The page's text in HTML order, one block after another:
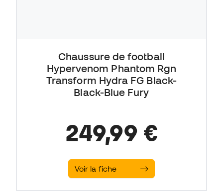
Chaussure de football
Hypervenom Phantom Rgn
Transform Hydra FG Black-
Black-Blue Fury
249,99 €
Voir la fiche